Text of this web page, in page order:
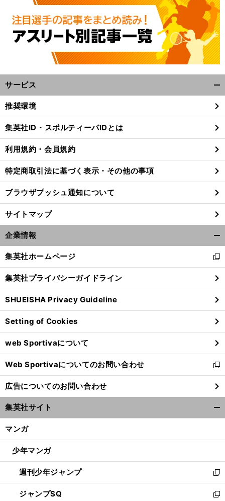
安打は通過点
イチローも伝説の「
ンチエイジング選手
サービス
閉
る
推奨環境
集英社ID・スポルティーバIDとは
利用規約・会員規約
特定商取引法に基づく表示・その他の事項
ブラウザプッシュ通知について
サイトマップ
企業情報
閉
る
集英社ホームページ
新
し
い
ウ
ィ
ン
ド
ウ
で
開
く
集英社プライバシーガイドライン
SHUEISHA Privacy Guideline
Setting of Cookies
web Sportivaについて
Web Sportivaについてのお問い合わせ
新
し
い
ウ
ィ
ン
ウ
開
く
広告についてのお問い合わせ
集英社サイト
マンガ
少年マンガ
週刊少年ジャンプ
新
し
い
ジャンプSQ
新